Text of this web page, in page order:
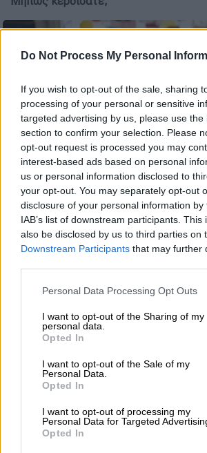
Do Not Process My Personal
If you wish to opt-out of the sale, sharing
processing of your personal or sensitive
targeted advertising by us, please use the
section to confirm your selection. Please
opt-out request is processed you may
interest-based ads based on personal
us or personal information disclosed to
your opt-out. You may separately opt-out
disclosure of your personal information
IAB’s list of downstream participants.
also be disclosed by us to third parties on
Downstream Participants that may further
Please note that this website/app uses
not limited to your visit or usage
grant or deny consent to Google and its
use your data for below specified
consent section.
Personal Data Processing Opt Outs
I want to opt-out of the Sharing of my
personal data.
Opted In
I want to opt-out of the Sale of my
Personal Data.
Opted In
I want to opt-out of processing my
Personal Data for Targeted
Opted In
(EUROKINISSI)
Προσθέστε το ΕΘΝΟΣ
Πραγματοποιήθηκε η σημερινή
κλήρωση του Τζόκερ .
Ελλάδα|19.08.2025 21:51
αριθμοί που κερδίζουν